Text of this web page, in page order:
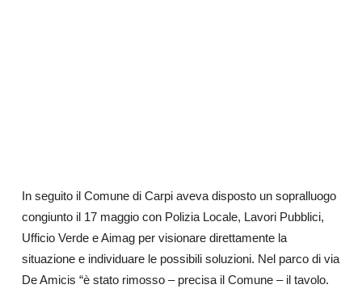
In seguito il Comune di Carpi aveva disposto un sopralluogo
congiunto il 17 maggio con Polizia Locale, Lavori Pubblici,
Ufficio Verde e Aimag per visionare direttamente la
situazione e individuare le possibili soluzioni. Nel parco di via
De Amicis “è stato rimosso – precisa il Comune – il tavolo.